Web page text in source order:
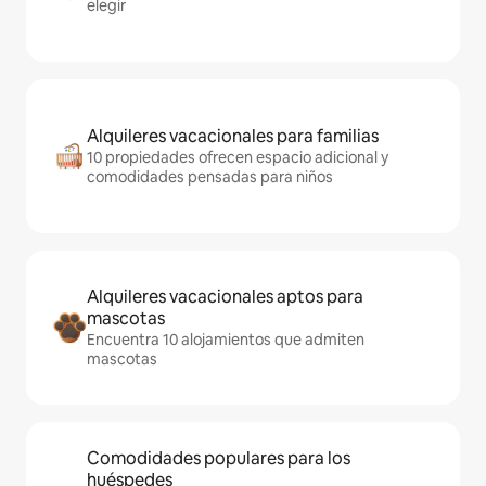
elegir
Alquileres vacacionales para familias
10 propiedades ofrecen espacio adicional y
comodidades pensadas para niños
Alquileres vacacionales aptos para
mascotas
Encuentra 10 alojamientos que admiten
mascotas
Comodidades populares para los
huéspedes